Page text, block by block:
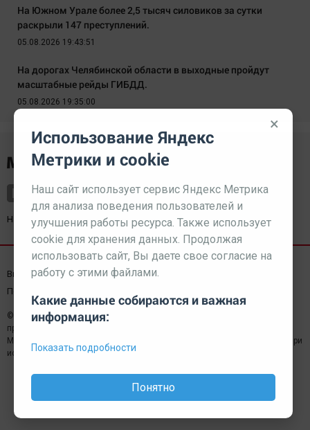
На Южном Урале более 2,5 тысяч силовиков за сутки
раскрыли 147 преступлений.
05.08.2026 19:43:51
На дорогах Челябинской области в выходные пройдут
масштабные рейды ГИБДД.
05.08.2026 19:35:00
Наш партнерkurorty-sochi.ru
Выходные данные СМИ Реклама
Пользовательское соглашение
© 2026 МЕДИАЗАВОД — Сайт может содержать контент,
предназначенный для лиц 18+
Мнение редакции может не совпадать с мнением отдельных авторов.При
использовании материалов сайта ссылка обязательна.
×
Использование Яндекс
Метрики и cookie
Наш сайт использует сервис Яндекс Метрика
для анализа поведения пользователей и
улучшения работы ресурса. Также использует
cookie для хранения данных. Продолжая
использовать сайт, Вы даете свое согласие на
работу с этими файлами.
Какие данные собираются и важная
информация:
Показать подробности
Понятно